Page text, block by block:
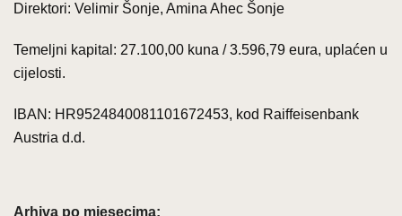
Direktori: Velimir Šonje, Amina Ahec Šonje
Temeljni kapital: 27.100,00 kuna / 3.596,79 eura, uplaćen u
cijelosti.
IBAN: HR9524840081101672453, kod Raiffeisenbank
Austria d.d.
Arhiva po mjesecima: